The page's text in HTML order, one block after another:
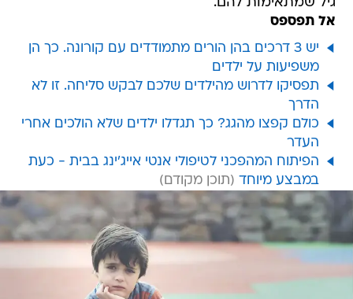
אל תפספס
יש 3 דרכים בהן הורים מתמודדים עם קורונה. כך הן
משפיעות על ילדים
תפסיקו לדרוש מהילדים שלכם לבקש סליחה. זו לא
הדרך
כולם קפצו מהגג? כך תגדלו ילדים שלא הולכים אחרי
העדר
הפיתוח המהפכני לטיפולי אנטי אייג'ינג בבית - כעת
במבצע מיוחד